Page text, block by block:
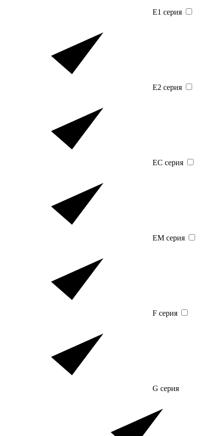
E1 серия
E2 серия
EC серия
EM серия
F серия
G серия